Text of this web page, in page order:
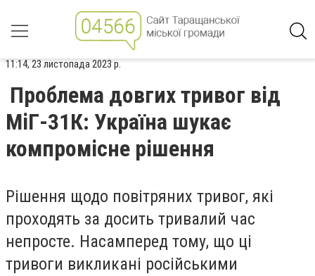
11:14, 23 листопада 2023 р.
Проблема довгих тривог від
МіГ-31К: Україна шукає
компромісне рішення
Рішення щодо повітряних тривог, які
проходять за досить тривалий час
непросте. Насамперед тому, що ці
тривоги викликані російськими